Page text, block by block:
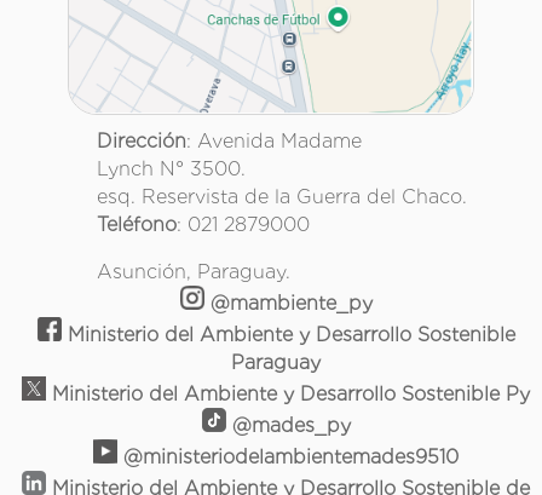
Dirección: Avenida Madame
Lynch N° 3500.
esq. Reservista de la Guerra del Chaco.
Teléfono: 021 2879000
Asunción, Paraguay.
@mambiente_py
Ministerio del Ambiente y Desarrollo Sostenible
Paraguay
Ministerio del Ambiente y Desarrollo Sostenible Py
@mades_py
@ministeriodelambientemades9510
Ministerio del Ambiente y Desarrollo Sostenible de